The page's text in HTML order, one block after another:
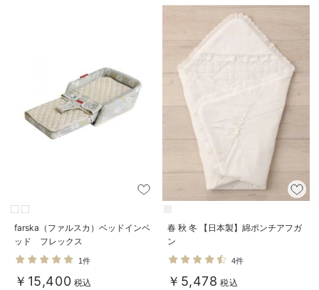
farska（ファルスカ）ベッドインベ
ッド フレックス
1件
￥15,400 税込
春 秋 冬 【日本製】綿ポンチアフガ
ン
4件
￥5,478 税込